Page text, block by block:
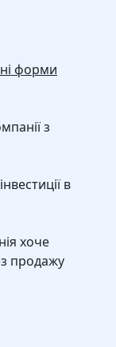
форми
з
в
хоче
продажу